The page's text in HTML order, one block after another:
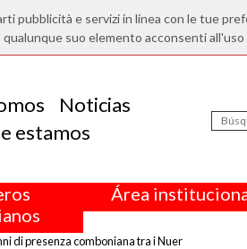
pubblicità e servizi in linea con le tue
suo elemento acconsenti all'uso
Noticias
estamos
Área
di presenza comboniana tra i Nuer